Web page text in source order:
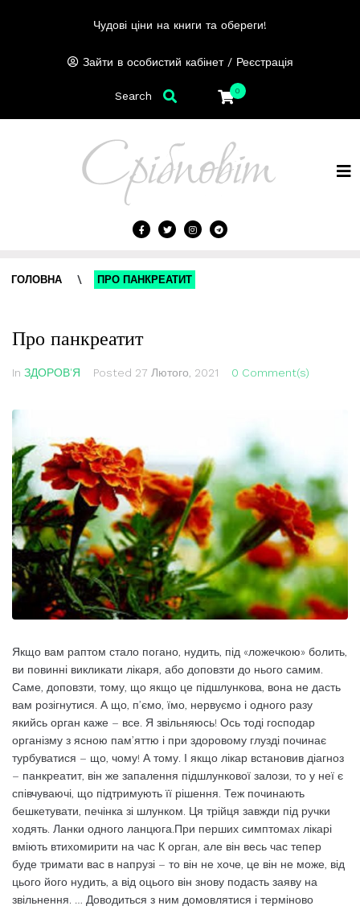
Чудові ціни на книги та обереги!
Зайти в особистий кабінет / Реєстрація
0
Search
ГОЛОВНА \ ПРО ПАНКРЕАТИТ
Про панкреатит
In ЗДОРОВ'Я Posted 27 Лютого, 2021 0 Comment(s)
Якщо вам раптом стало погано, нудить, під «ложечкою» болить,
ви повинні викликати лікаря, або доповзти до нього самим.
Саме, доповзти, тому, що якщо це підшлункова, вона не дасть
вам розігнутися. А що, п’ємо, їмо, нервуємо і одного разу
якийсь орган каже – все. Я звільняюсь! Ось тоді господар
організму з ясною пам’яттю і при здоровому глузді починає
турбуватися – що, чому! А тому. І якщо лікар встановив діагноз
– панкреатит, він же запалення підшлункової залози, то у неї є
співчуваючі, що підтримують її рішення. Теж починають
бешкетувати, печінка зі шлунком. Ця трійця завжди під ручки
ходять. Ланки одного ланцюга.При перших симптомах лікарі
вміють втихомирити на час К орган, але він весь час тепер
буде тримати вас в напрузі – то він не хоче, це він не може, від
цього його нудить, а від оцього він знову подасть заяву на
звільнення. … Доводиться з ним домовлятися і терміново